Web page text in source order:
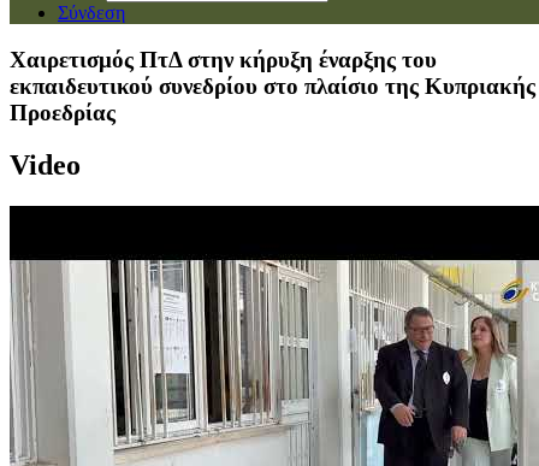
Σύνδεση
Χαιρετισμός ΠτΔ στην κήρυξη έναρξης του
εκπαιδευτικού συνεδρίου στο πλαίσιο της Κυπριακής
Προεδρίας
Video